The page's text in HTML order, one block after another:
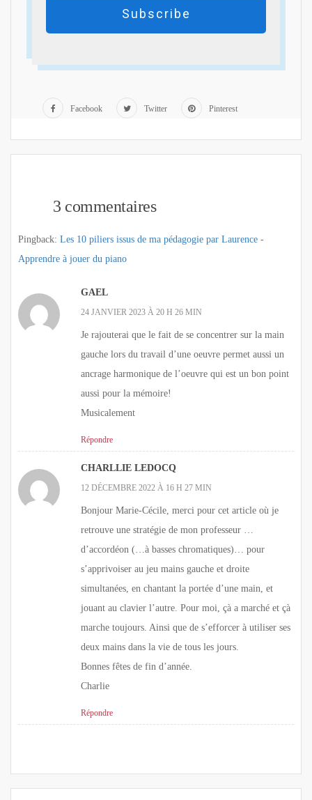
Subscribe
Facebook Twitter Pinterest
3 commentaires
Pingback: Les 10 piliers issus de ma pédagogie par Laurence -
Apprendre à jouer du piano
GAEL
24 JANVIER 2023 À 20 H 26 MIN
Je rajouterai que le fait de se concentrer sur la main
gauche lors du travail d’une oeuvre permet aussi un
ancrage harmonique de l’oeuvre qui est un bon point
aussi pour la mémoire!
Musicalement
Répondre
CHARLLIE LEDOCQ
12 DÉCEMBRE 2022 À 16 H 27 MIN
Bonjour Marie-Cécile, merci pour cet article où je
retrouve une stratégie de mon professeur …
d’accordéon (…à basses chromatiques)… pour
s’apprivoiser au jeu mains gauche et droite
simultanées, en chantant la portée d’une main, et
jouant au clavier l’autre. Pour moi, çà a marché et çà
marche toujours. Ainsi que de s’efforcer à utiliser ses
deux mains dans la vie de tous les jours.
Bonnes fêtes de fin d’année.
Charlie
Répondre